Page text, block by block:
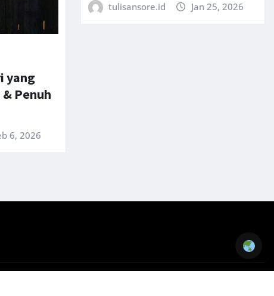
yang
Penuh
6, 2026
tulisansore.id Jan 25, 2026